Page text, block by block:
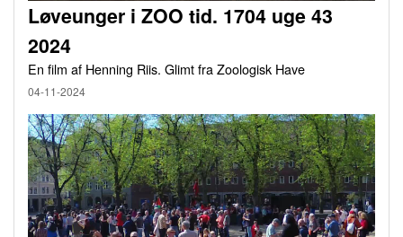
Løveunger i ZOO tid. 1704 uge 43
2024
En film af Henning Riis. Glimt fra Zoologisk Have
04-11-2024